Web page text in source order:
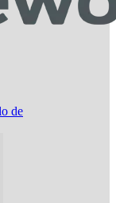
de